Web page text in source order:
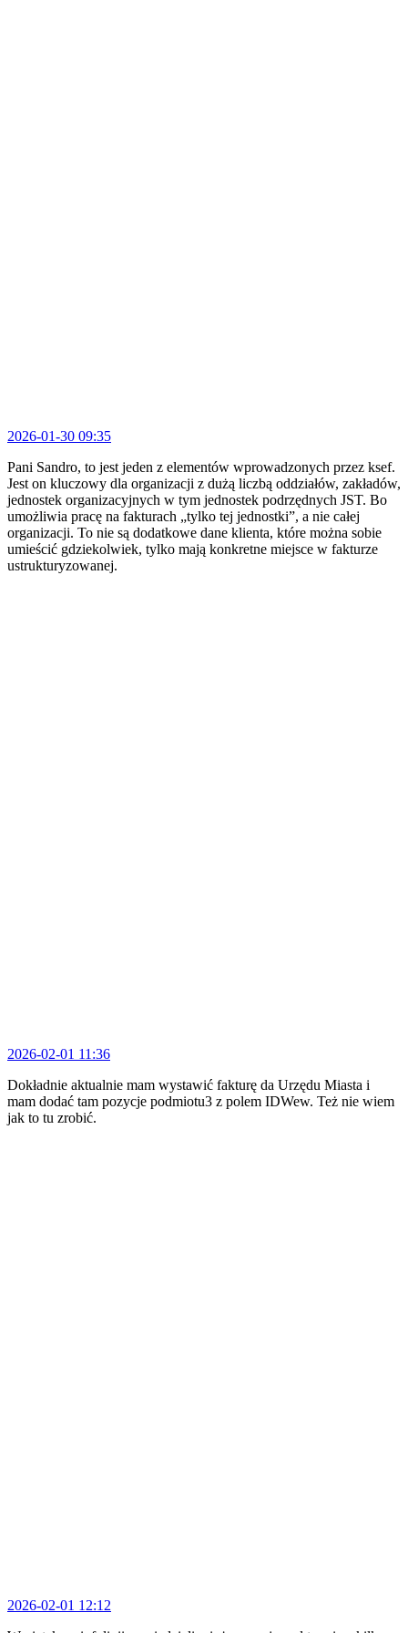
2026-01-30 09:35
Pani Sandro, to jest jeden z elementów wprowadzonych przez ksef.
Jest on kluczowy dla organizacji z dużą liczbą oddziałów, zakładów,
jednostek organizacyjnych w tym jednostek podrzędnych JST. Bo
umożliwia pracę na fakturach „tylko tej jednostki”, a nie całej
organizacji. To nie są dodatkowe dane klienta, które można sobie
umieścić gdziekolwiek, tylko mają konkretne miejsce w fakturze
ustrukturyzowanej.
2026-02-01 11:36
Dokładnie aktualnie mam wystawić fakturę da Urzędu Miasta i
mam dodać tam pozycje podmiotu3 z polem IDWew. Też nie wiem
jak to tu zrobić.
2026-02-01 12:12